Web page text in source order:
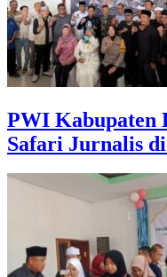
PWI Kabupaten
Safari Jurnalis